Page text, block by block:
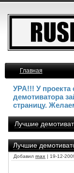
Главная
УРА!!! У проекта
демотиватора
страницу.
Лучшие
Лучшие
Добавил max | 19-12-